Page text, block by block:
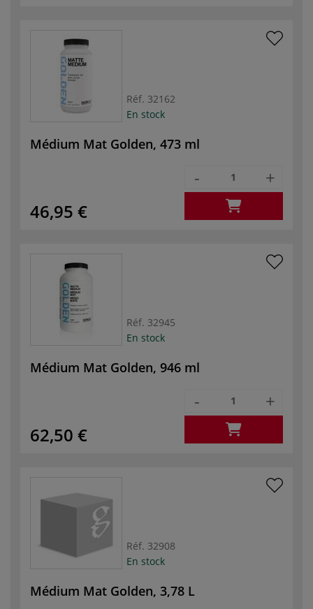
Réf. 32162
En stock
Médium Mat Golden, 473 ml
46,95 €
- +
Réf. 32945
En stock
Médium Mat Golden, 946 ml
62,50 €
- +
Réf. 32908
En stock
Médium Mat Golden, 3,78 L